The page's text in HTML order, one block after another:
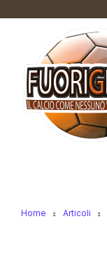
Home Articoli